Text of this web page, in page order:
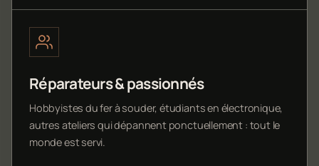
Réparateurs & passionnés
Hobbyistes du fer à souder, étudiants en électronique,
autres ateliers qui dépannent ponctuellement : tout le
monde est servi.